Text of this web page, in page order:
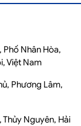
Phố Nhân Hòa,
Việt Nam
Phương Lâm,
Thủy Nguyên, Hải